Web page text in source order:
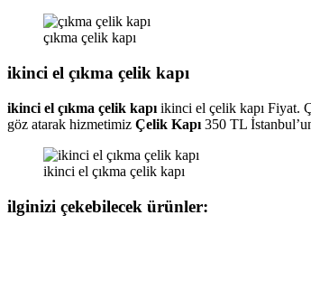
çıkma çelik kapı
ikinci el çıkma çelik kapı
ikinci el çıkma çelik kapı ikinci el çelik kapı Fiyat.
göz atarak hizmetimiz Çelik Kapı 350 TL
ikinci el çıkma çelik kapı
ilginizi çekebilecek ürünler: